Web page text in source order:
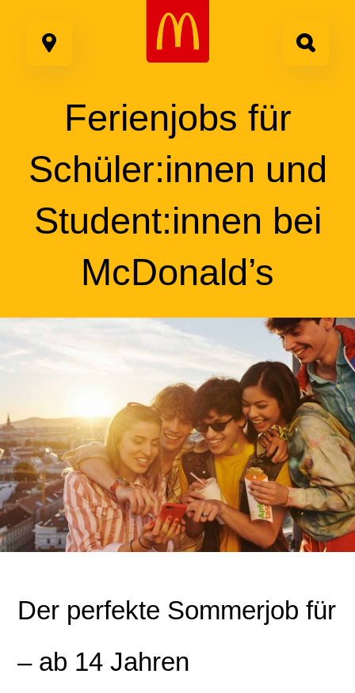
springen
Ferienjobs für
Schüler:innen
und
und
Student:innen
und
bei
McDonald’s
Der perfekte Sommerjob für
Schüler
– ab 14 Jahren